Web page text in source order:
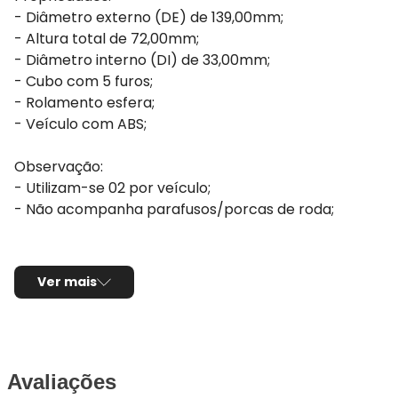
- Diâmetro externo (DE) de 139,00mm;
- Altura total de 72,00mm;
- Diâmetro interno (DI) de 33,00mm;
- Cubo com 5 furos;
- Rolamento esfera;
- Veículo com ABS;
Observação:
- Utilizam-se 02 por veículo;
- Não acompanha parafusos/porcas de roda;
Ver mais
Avaliações